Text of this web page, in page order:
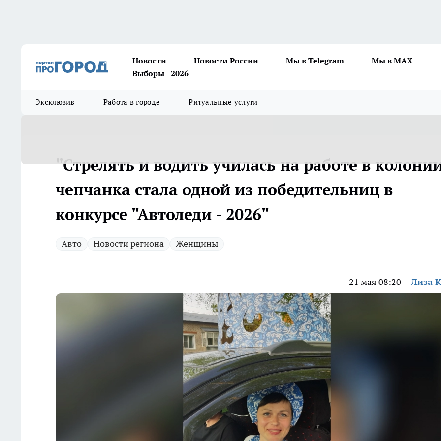
Новости Новости России Мы в Telegram Мы в MAX
Выборы - 2026
Эксклюзив Работа в городе Ритуальные услуги
"Стрелять и водить училась на работе в
чепчанка стала одной из победительниц в
конкурсе "Автоледи - 2026"
Авто Новости региона Женщины
21 мая 08:20 Лиза